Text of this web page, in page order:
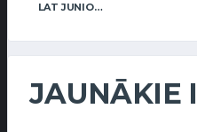
LAT JUNIOR GIRLS
JAUNĀKIE